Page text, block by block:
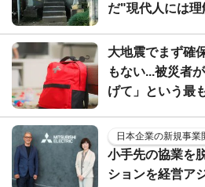
だ"現代人には
大地震でまず確
もない...被災者
げて」という最
日本企業の新規事業
小手先の協業を
ションを経営ア